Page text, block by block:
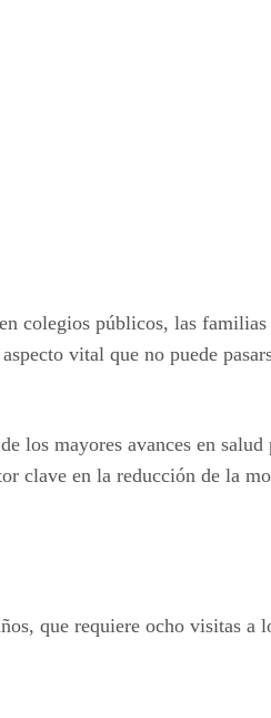
colegios públicos, las
vital que no puede
los mayores avances en
clave en la reducción de la
que requiere ocho visitas a